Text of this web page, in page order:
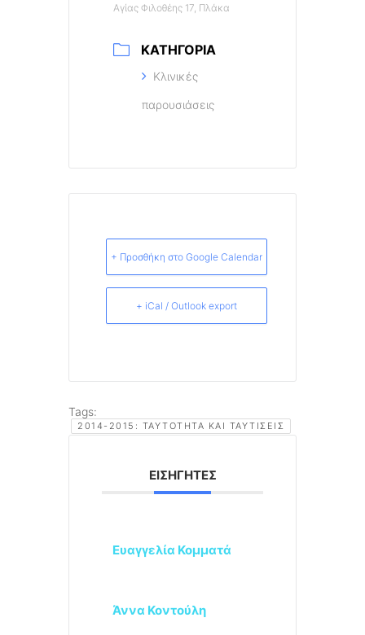
Αγίας Φιλοθέης 17, Πλάκα
ΚΑΤΗΓΟΡΊΑ
Κλινικές
παρουσιάσεις
+ Προσθήκη στο Google Calendar
+ iCal / Outlook export
Tags:
2014-2015: ΤΑΥΤΌΤΗΤΑ ΚΑΙ ΤΑΥΤΊΣΕΙΣ
ΕΙΣΗΓΗΤΈΣ
Ευαγγελία Κομματά
Άννα Κοντούλη